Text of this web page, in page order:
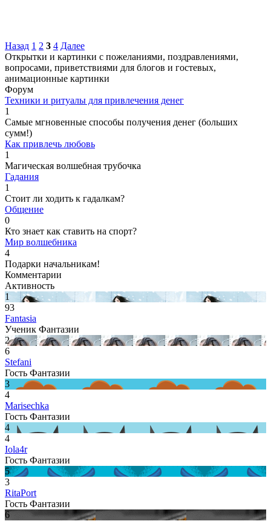
Назад 1 2 3 4 Далее
Открытки и картинки с пожеланиями, поздравлениями,
вопросами, приветствиями для блогов и гостевых,
анимационные картинки
Форум
Техники и ритуалы для привлечения денег
1
Самые мгновенные способы получения денег (больших
сумм!)
Как привлечь любовь
1
Магическая волшебная трубочка
Гадания
1
Стоит ли ходить к гадалкам?
Общение
0
Кто знает как ставить на спорт?
Мир волшебника
4
Подарки начальникам!
Комментарии
Активность
1
93
Fantasia
Ученик Фантазии
2
6
Stefani
Гость Фантазии
3
4
Marisechka
Гость Фантазии
4
4
Iola4r
Гость Фантазии
5
3
RitaPort
Гость Фантазии
6